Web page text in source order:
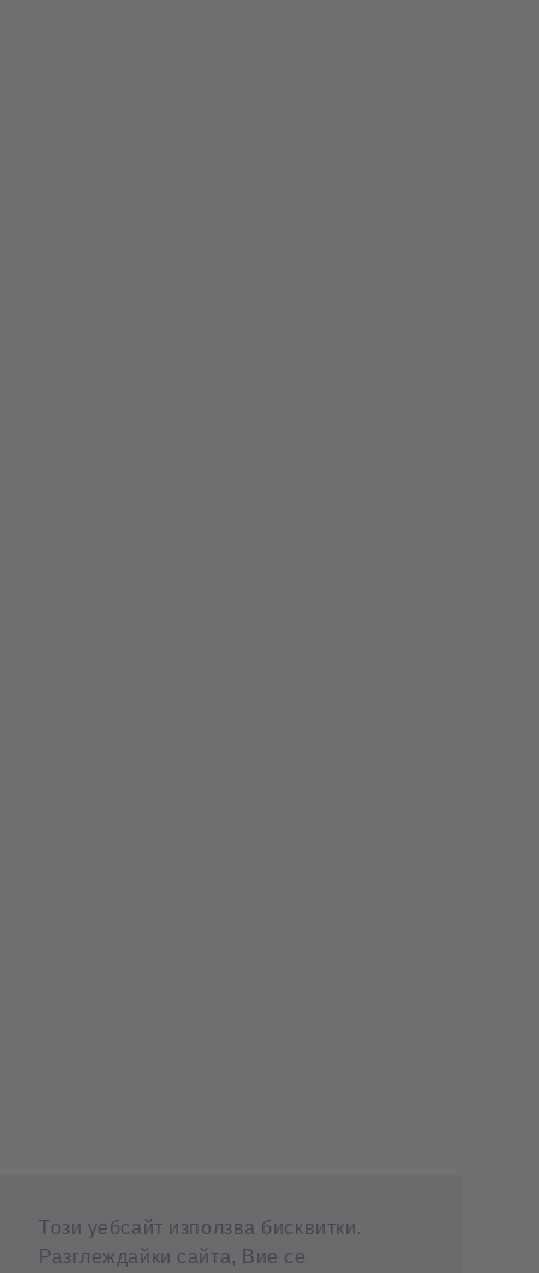
Този уебсайт използва бисквитки.
Разглеждайки сайта, Вие се